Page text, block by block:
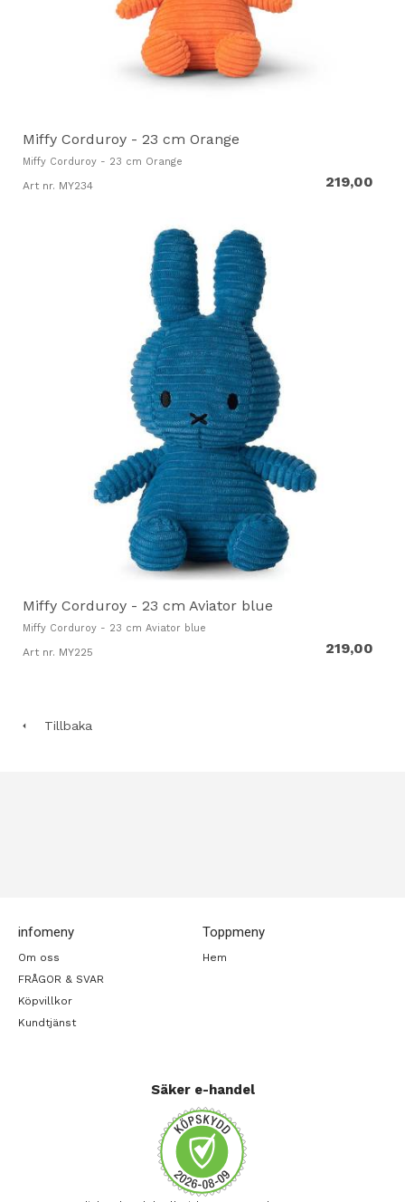
Miffy Corduroy - 23 cm Orange
Miffy Corduroy - 23 cm Orange
Art nr. MY234 219,00
Miffy Corduroy - 23 cm Aviator blue
Miffy Corduroy - 23 cm Aviator blue
Art nr. MY225 219,00
Tillbaka
infomeny
Om oss
FRÅGOR & SVAR
Köpvillkor
Kundtjänst
Toppmeny
Hem
Säker e-handel